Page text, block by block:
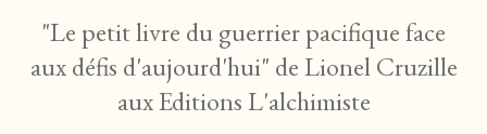
"Le petit livre du guerrier pacifique face
aux défis d'aujourd'hui" de Lionel Cruzille
aux Editions L'alchimiste